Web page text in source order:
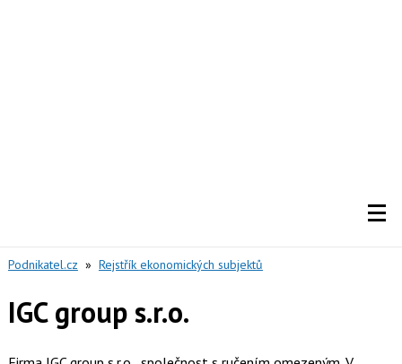
Podnikatel.cz » Rejstřík ekonomických subjektů
IGC group s.r.o.